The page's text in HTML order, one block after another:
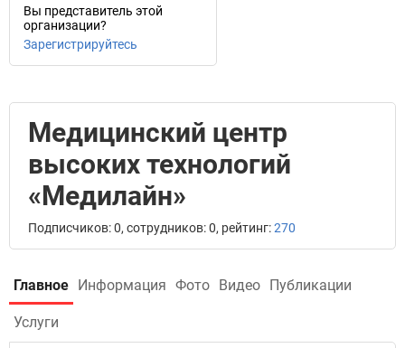
Вы представитель этой
организации?
Зарегистрируйтесь
Медицинский центр
высоких технологий
«Медилайн»
Подписчиков: 0, сотрудников: 0, рейтинг:270
Главное Информация Фото Видео Публикации
Услуги